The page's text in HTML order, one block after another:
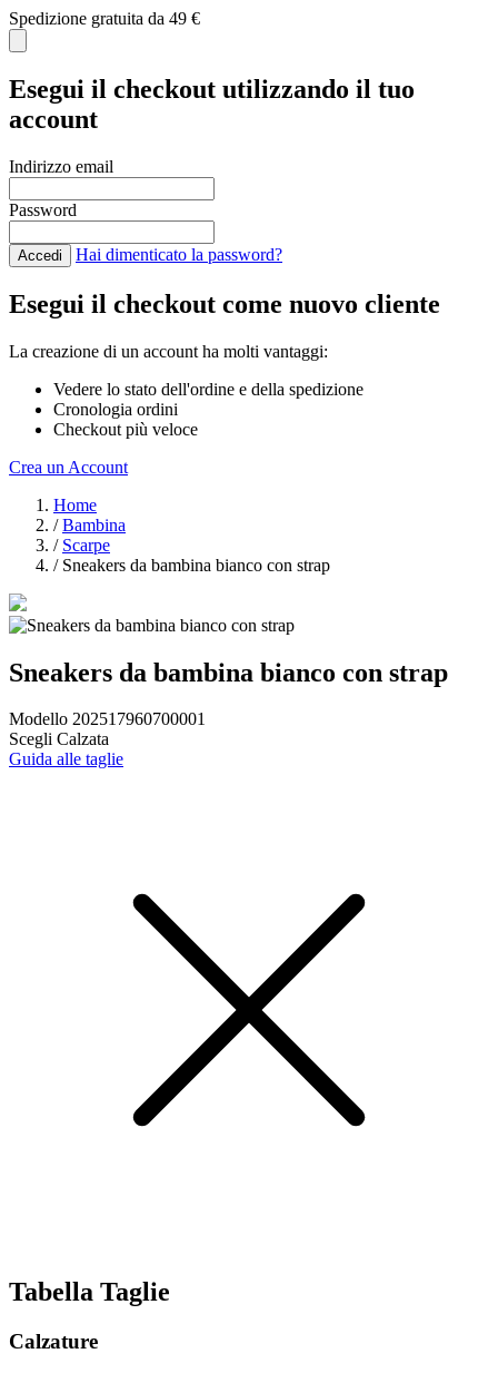
Spedizione gratuita da 49 €
Esegui il checkout utilizzando il tuo
account
Indirizzo email
Password
Accedi Hai dimenticato la password?
Esegui il checkout come nuovo cliente
La creazione di un account ha molti vantaggi:
Vedere lo stato dell'ordine e della spedizione
Cronologia ordini
Checkout più veloce
Crea un Account
Home
/ Bambina
/ Scarpe
/ Sneakers da bambina bianco con strap
Sneakers da bambina bianco con strap
Modello 202517960700001
Scegli Calzata
Guida alle taglie
Tabella Taglie
Calzature